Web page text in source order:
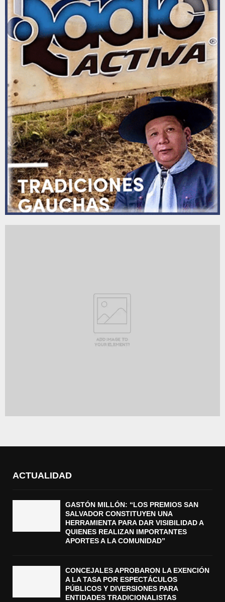
ACTUALIDAD
GASTÓN MILLÓN: “LOS PREMIOS SAN
SALVADOR CONSTITUYEN UNA
HERRAMIENTA PARA DAR VISIBILIDAD A
QUIENES REALIZAN IMPORTANTES
APORTES A LA COMUNIDAD”
CONCEJALES APROBARON LA EXENCIÓN
A LA TASA POR ESPECTÁCULOS
PÚBLICOS Y DIVERSIONES PARA
ENTIDADES TRADICIONALISTAS